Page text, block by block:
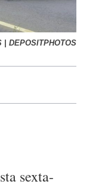
| DEPOSITPHOTOS
sexta-